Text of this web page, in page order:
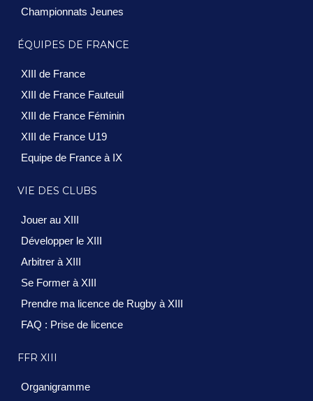
Championnats Jeunes
ÉQUIPES DE FRANCE
XIII de France
XIII de France Fauteuil
XIII de France Féminin
XIII de France U19
Equipe de France à IX
VIE DES CLUBS
Jouer au XIII
Développer le XIII
Arbitrer à XIII
Se Former à XIII
Prendre ma licence de Rugby à XIII
FAQ : Prise de licence
FFR XIII
Organigramme